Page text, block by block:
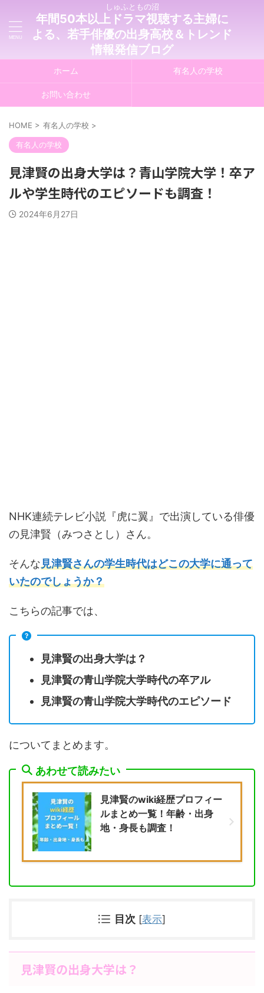
しゅふともの沼
年間50本以上ドラマ視聴する主婦に
よる、若手俳優の出身高校＆トレンド
情報発信ブログ
ホーム 有名人の学校
お問い合わせ
HOME > 有名人の学校 >
有名人の学校
見津賢の出身大学は？青山学院大学！卒ア
ルや学生時代のエピソードも調査！
2024年6月27日
NHK連続テレビ小説『虎に翼』で出演している俳優
の見津賢（みつさとし）さん。
そんな見津賢さんの学生時代はどこの大学に通って
いたのでしょうか？
こちらの記事では、
見津賢の出身大学は？
見津賢の青山学院大学時代の卒アル
見津賢の青山学院大学時代のエピソード
についてまとめます。
あわせて読みたい
見津賢のwiki経歴プロフィー
ルまとめ一覧！年齢・出身
地・身長も調査！
目次 [表示]
見津賢の出身大学は？